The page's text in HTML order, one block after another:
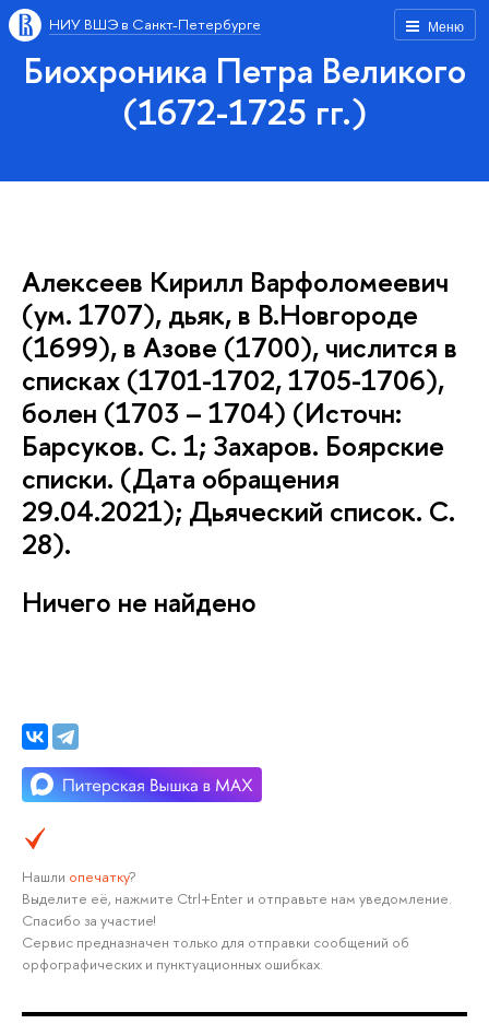
Меню
НИУ ВШЭ в Санкт-Петербурге
Биохроника Петра Великого
(1672-1725 гг.)
Алексеев Кирилл Варфоломеевич
(ум. 1707), дьяк, в В.Новгороде
(1699), в Азове (1700), числится в
списках (1701-1702, 1705-1706),
болен (1703 – 1704) (Источн:
Барсуков. С. 1; Захаров. Боярские
списки. (Дата обращения
29.04.2021); Дьяческий список. С.
28).
Ничего не найдено
Нашли опечатку?
Выделите её, нажмите Ctrl+Enter и отправьте нам уведомление.
Спасибо за участие!
Сервис предназначен только для отправки сообщений об
орфографических и пунктуационных ошибках.